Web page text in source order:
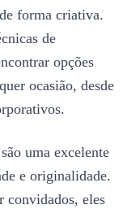
forma criativa.
de
opções
ocasião, desde
uma excelente
e originalidade.
convidados, eles